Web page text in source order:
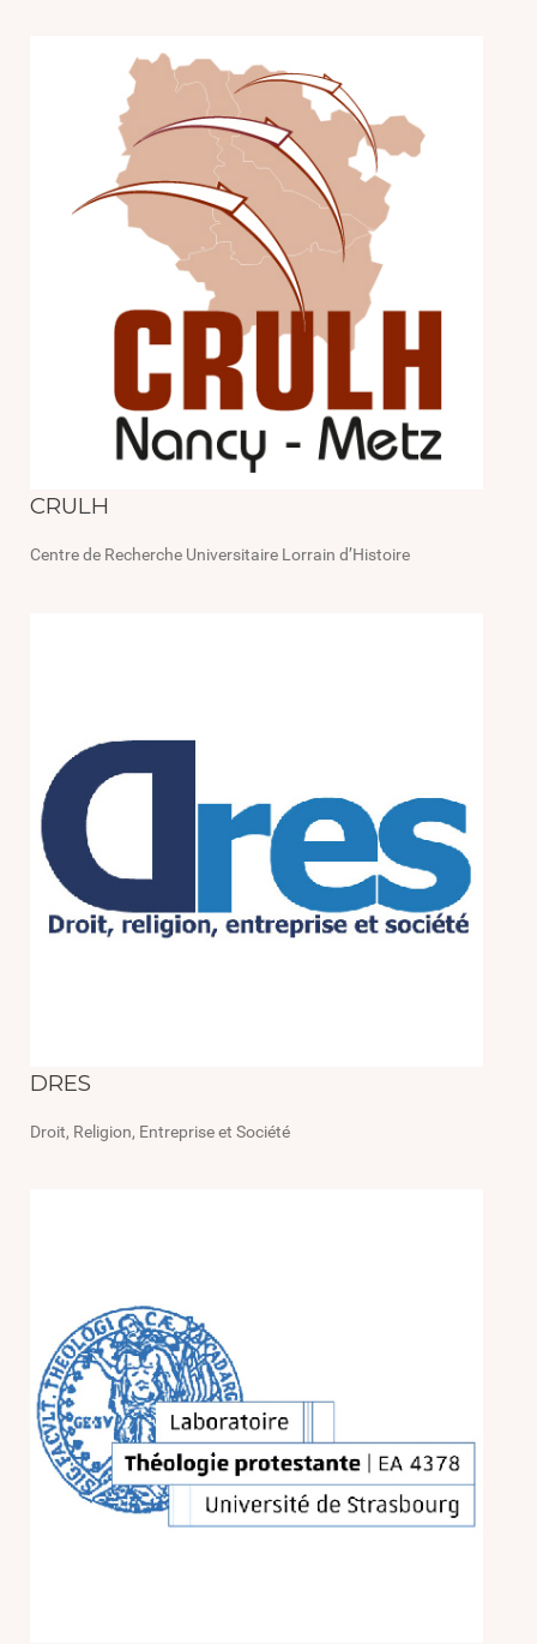
CRULH
Centre de Recherche Universitaire Lorrain d’Histoire
DRES
Droit, Religion, Entreprise et Société